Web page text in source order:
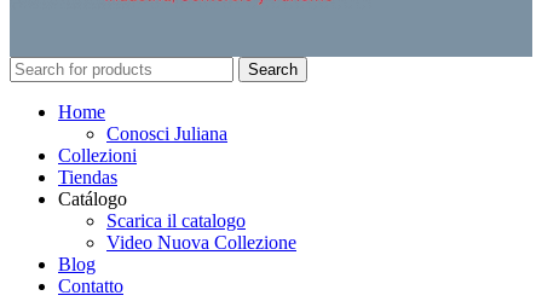
Search
Home
Conosci Juliana
Collezioni
Tiendas
Catálogo
Scarica il catalogo
Video Nuova Collezione
Blog
Contatto